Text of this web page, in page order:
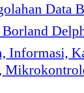
Data
Borland
Informasi,